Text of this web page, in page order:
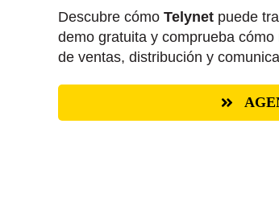
Descubre cómo Telynet puede
demo gratuita y comprueba
de ventas, distribución y